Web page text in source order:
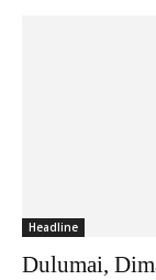
Headline
Dulumai,